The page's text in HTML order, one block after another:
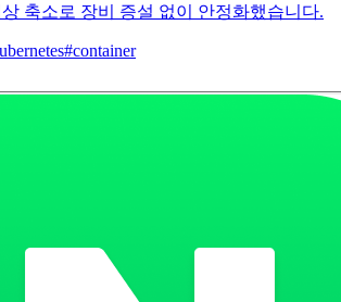
축소로 장비 증설 없이 안정화했습니다.
#container